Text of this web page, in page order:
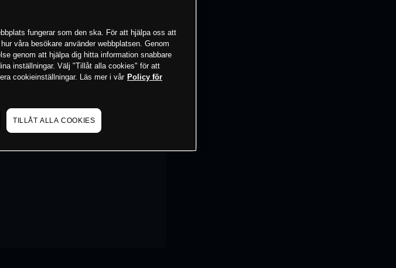
fungerar som den ska. För att hjälpa oss att
våra besökare använder webbplatsen. Genom
genom att hjälpa dig hitta information snabbare
inställningar. Välj "Tillåt alla cookies" för att
cookieinställningar. Läs mer i vår Policy för
TILLÅT ALLA COOKIES